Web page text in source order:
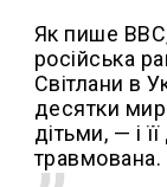
Як пише ВВС,
російська
Світлани в
десятки
дітьми, — і
травмована.